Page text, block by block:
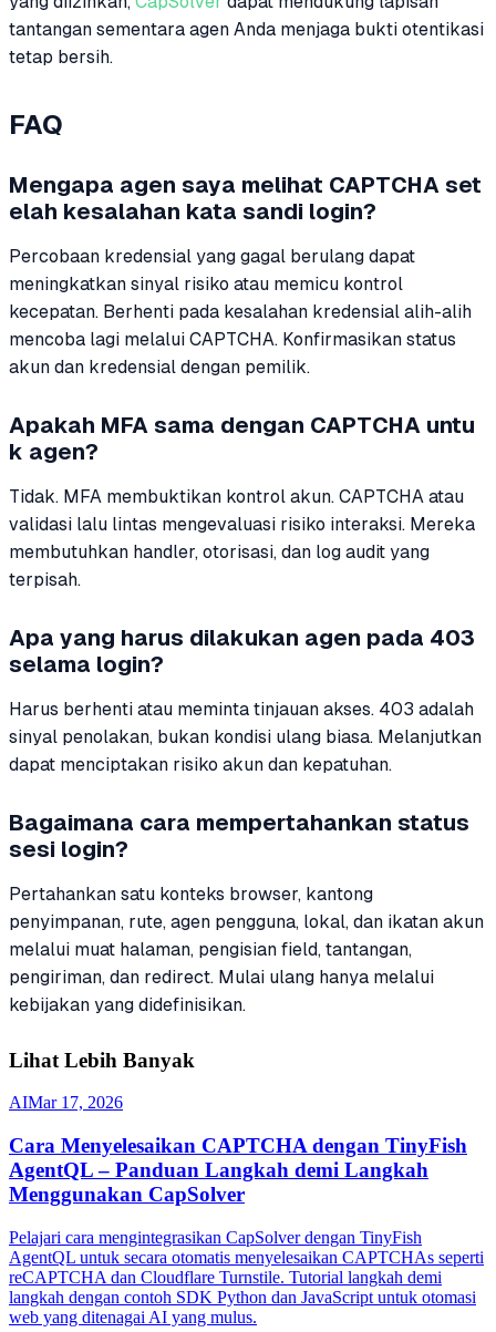
tantangan sementara agen Anda menjaga bukti otentikasi
tetap bersih.
FAQ
Mengapa agen saya melihat CAPTCHA set
elah kesalahan kata sandi login?
Percobaan kredensial yang gagal berulang dapat
meningkatkan sinyal risiko atau memicu kontrol
kecepatan. Berhenti pada kesalahan kredensial alih-alih
mencoba lagi melalui CAPTCHA. Konfirmasikan status
akun dan kredensial dengan pemilik.
Apakah MFA sama dengan CAPTCHA untu
k agen?
Tidak. MFA membuktikan kontrol akun. CAPTCHA atau
validasi lalu lintas mengevaluasi risiko interaksi. Mereka
membutuhkan handler, otorisasi, dan log audit yang
terpisah.
Apa yang harus dilakukan agen pada 403
selama login?
Harus berhenti atau meminta tinjauan akses. 403 adalah
sinyal penolakan, bukan kondisi ulang biasa. Melanjutkan
dapat menciptakan risiko akun dan kepatuhan.
Bagaimana cara mempertahankan status
sesi login?
Pertahankan satu konteks browser, kantong
penyimpanan, rute, agen pengguna, lokal, dan ikatan akun
melalui muat halaman, pengisian field, tantangan,
pengiriman, dan redirect. Mulai ulang hanya melalui
kebijakan yang didefinisikan.
Lihat Lebih Banyak
AIMar 17, 2026
Cara Menyelesaikan CAPTCHA dengan TinyFish
AgentQL – Panduan Langkah demi Langkah
Menggunakan CapSolver
Pelajari cara mengintegrasikan CapSolver dengan TinyFish
AgentQL untuk secara otomatis menyelesaikan CAPTCHAs seperti
reCAPTCHA dan Cloudflare Turnstile. Tutorial langkah demi
langkah dengan contoh SDK Python dan JavaScript untuk otomasi
web yang ditenagai AI yang mulus.